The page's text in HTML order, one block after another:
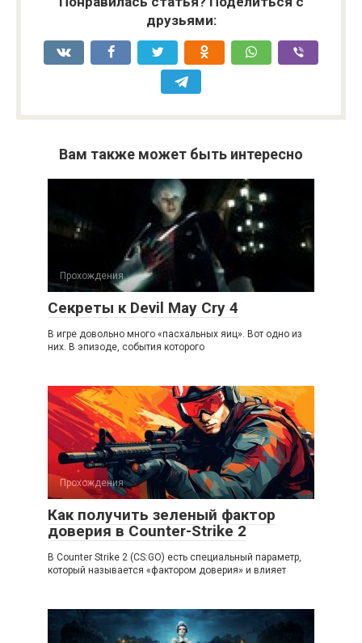
друзьями:
Вам также может быть интересно
Прохождения
Секреты к Devil May Cry 4
В игре довольно много «пасхальных яиц». Вот одно из
них. В эпизоде, события которого
Прохождения
Как получить зеленый фактор
доверия в Counter-Strike 2
В Counter Strike 2 (CS:GO) есть специальный параметр,
который называется «фактором доверия» и влияет